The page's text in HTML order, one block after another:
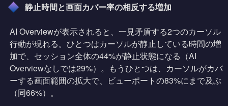
静止時間と画面カバー率の相反する増加
AI Overviewが表示されると、一見矛盾する2つのカーソル
行動が現れる。ひとつはカーソルが静止している時間の増
加で、セッション全体の44%が静止状態になる（AI
Overviewなしでは29%）。もうひとつは、カーソルがカバ
ーする画面範囲の拡大で、ビューポートの83%にまで及ぶ
（同66%）。